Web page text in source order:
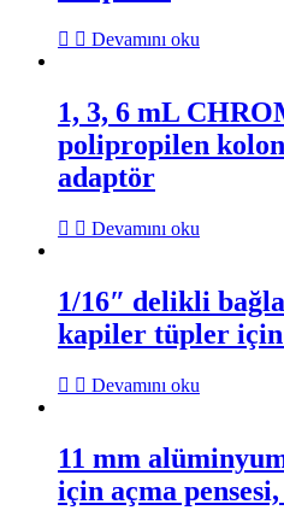
Devamını oku
1, 3, 6 mL
polipropilen
adaptör
Devamını oku
1/16″ delikli
kapiler tüpler
Devamını oku
11 mm
için açma